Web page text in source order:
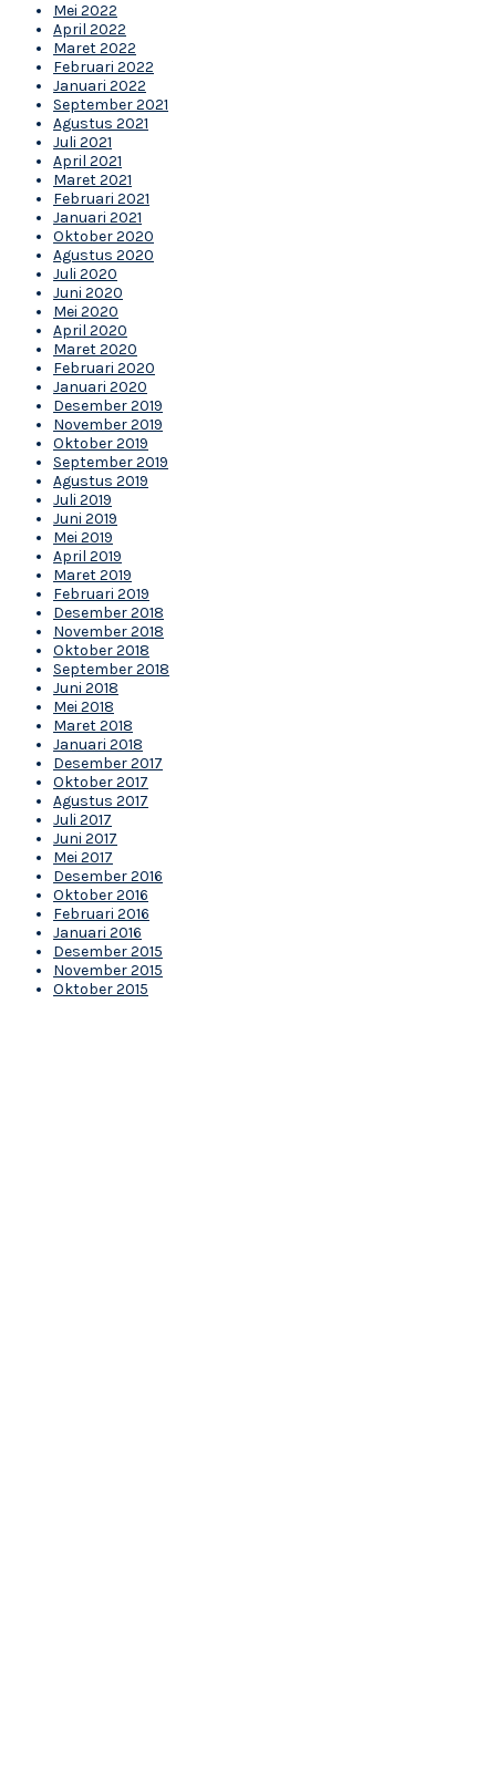
Mei 2022
April 2022
Maret 2022
Februari 2022
Januari 2022
September 2021
Agustus 2021
Juli 2021
April 2021
Maret 2021
Februari 2021
Januari 2021
Oktober 2020
Agustus 2020
Juli 2020
Juni 2020
Mei 2020
April 2020
Maret 2020
Februari 2020
Januari 2020
Desember 2019
November 2019
Oktober 2019
September 2019
Agustus 2019
Juli 2019
Juni 2019
Mei 2019
April 2019
Maret 2019
Februari 2019
Desember 2018
November 2018
Oktober 2018
September 2018
Juni 2018
Mei 2018
Maret 2018
Januari 2018
Desember 2017
Oktober 2017
Agustus 2017
Juli 2017
Juni 2017
Mei 2017
Desember 2016
Oktober 2016
Februari 2016
Januari 2016
Desember 2015
November 2015
Oktober 2015